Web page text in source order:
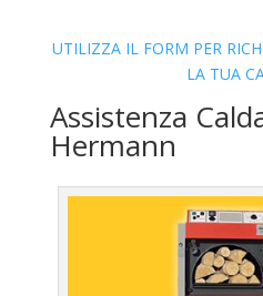
UTILIZZA IL FORM PER
LA TUA
Assistenza
Hermann